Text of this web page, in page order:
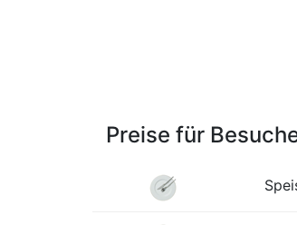
Preise für